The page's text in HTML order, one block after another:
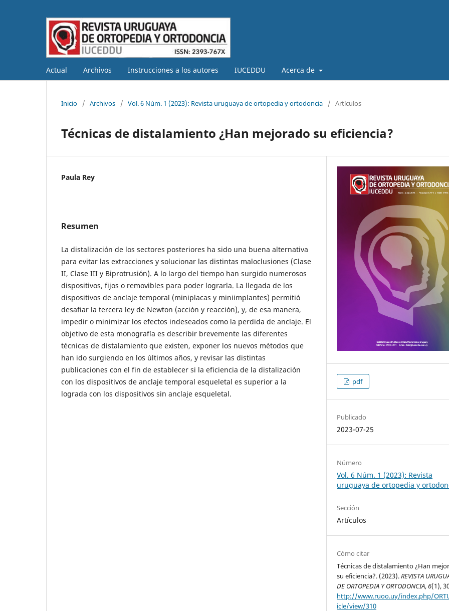
Actual Archivos Instrucciones a los autores IUCEDDU Acerca de
Inicio / Archivos / Vol. 6 Núm. 1 (2023): Revista uruguaya de ortopedia y ortodoncia / Artículos
Técnicas de distalamiento ¿Han mejorado su eficiencia?
Paula Rey
Resumen
La distalización de los sectores posteriores ha sido una buena alternativa
para evitar las extracciones y solucionar las distintas maloclusiones (Clase
II, Clase III y Biprotrusión). A lo largo del tiempo han surgido numerosos
dispositivos, fijos o removibles para poder lograrla. La llegada de los
dispositivos de anclaje temporal (miniplacas y miniimplantes) permitió
desafiar la tercera ley de Newton (acción y reacción), y, de esa manera,
impedir o minimizar los efectos indeseados como la perdida de anclaje. El
objetivo de esta monografía es describir brevemente las diferentes
técnicas de distalamiento que existen, exponer los nuevos métodos que
han ido surgiendo en los últimos años, y revisar las distintas
publicaciones con el fin de establecer si la eficiencia de la distalización
con los dispositivos de anclaje temporal esqueletal es superior a la
lograda con los dispositivos sin anclaje esqueletal.
pdf
Publicado
2023-07-25
Número
Vol. 6 Núm. 1 (2023): Revista
uruguaya de ortopedia y
Sección
Artículos
Cómo citar
Técnicas de distalamiento ¿Han
su eficiencia?. (2023).REVISTA
DE ORTOPEDIA Y ORTODONCIA,6(1),
http://www.ruoo.uy/index.php/
icle/view/310